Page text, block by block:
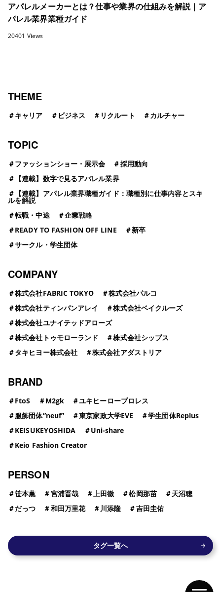
アパレルメーカーとは？仕事や業界の仕組みを解説｜ア
パレル業界業種ガイド
20401 Views
THEME
＃キャリア ＃ ビジネス ＃ リクルート ＃カルチャー
TOPIC
＃ファッションショー・展示会 ＃採用動向
＃
【連載】数字で見るアパレル業界
＃
【連載】アパレル業界職種ガイド：職種別に仕事内容とスキ
ルを解説
＃転職・中途 ＃企業戦略
＃READY TO FASHION OFF LINE ＃新卒
＃サークル・学生団体
COMPANY
＃株式会社FABRIC TOKYO ＃株式会社パルコ
＃株式会社ティンパンアレイ ＃株式会社ベイクルーズ
＃株式会社ユナイテッドアローズ
＃株式会社トゥモローランド ＃株式会社シップス
＃タキヒヨー株式会社 ＃株式会社アダストリア
BRAND
＃FtoS ＃M2gk ＃ユキヒーロープロレス
＃服飾団体”neuf” ＃東京家政大学EVE ＃学生団体Replus
＃KEISUKEYOSHIDA ＃Uni-share
＃Keio Fashion Creator
PERSON
＃笹本薫 ＃宮浦晋哉 ＃上田徹 ＃松岡那苗 ＃天沼聰
＃だっつ ＃和田万里花 ＃ 川添隆 ＃吉田圭佑
タグ一覧へ